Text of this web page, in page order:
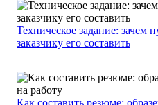
Техническое задание: зачем
заказчику его составить